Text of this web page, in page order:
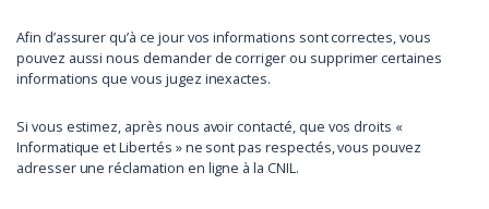
Afin d’assurer qu’à ce jour vos informations sont correctes, vous
pouvez aussi nous demander de corriger ou supprimer certaines
informations que vous jugez inexactes.
Si vous estimez, après nous avoir contacté, que vos droits «
Informatique et Libertés » ne sont pas respectés, vous pouvez
adresser une réclamation en ligne à la CNIL.